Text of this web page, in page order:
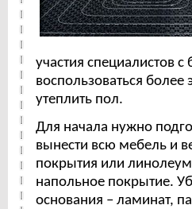
участия специалистов
воспользоваться
утеплить пол.
Для начала нужно
вынести всю мебель и
покрытия или
напольное покрытие.
основания – ламинат,